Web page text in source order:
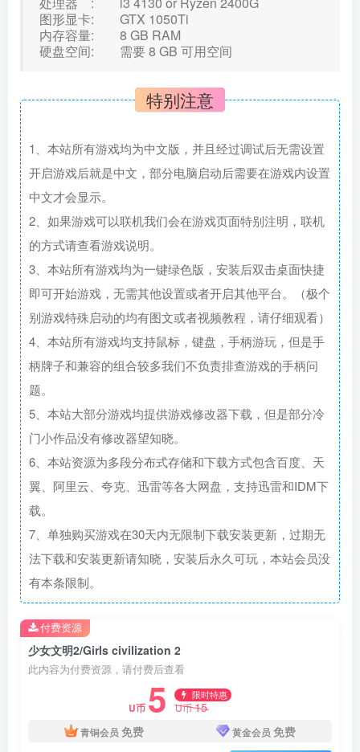
图形显卡: GTX 1050Ti
内存容量: 8 GB RAM
硬盘空间: 需要 8 GB 可用空间
特别注意
1、本站所有游戏均为中文版，并且经过调试后无需设置
开启游戏后就是中文，部分电脑启动后需要在游戏内设置
中文才会显示。
2、如果游戏可以联机我们会在游戏页面特别注明，联机
的方式请查看游戏说明。
3、本站所有游戏均为一键绿色版，安装后双击桌面快捷
即可开始游戏，无需其他设置或者开启其他平台。（极个
别游戏特殊启动的均有图文或者视频教程，请仔细观看）
4、本站所有游戏均支持鼠标，键盘，手柄游玩，但是手
柄牌子和兼容的组合较多我们不负责排查游戏的手柄问
题。
5、本站大部分游戏均提供游戏修改器下载，但是部分冷
门小作品没有修改器望知晓。
6、本站资源为多段分布式存储和下载方式包含百度、天
翼、阿里云、夸克、迅雷等各大网盘，支持迅雷和IDM下
载。
7、单独购买游戏在30天内无限制下载安装更新，过期无
法下载和安装更新请知晓，安装后永久可玩，本站会员没
有本条限制。
少女文明2/Girls civilization 2
此内容为付费资源，请付费后查看
U币 5 限时特惠
U币15
青铜会员 免费 黄金会员 免费
付费资源